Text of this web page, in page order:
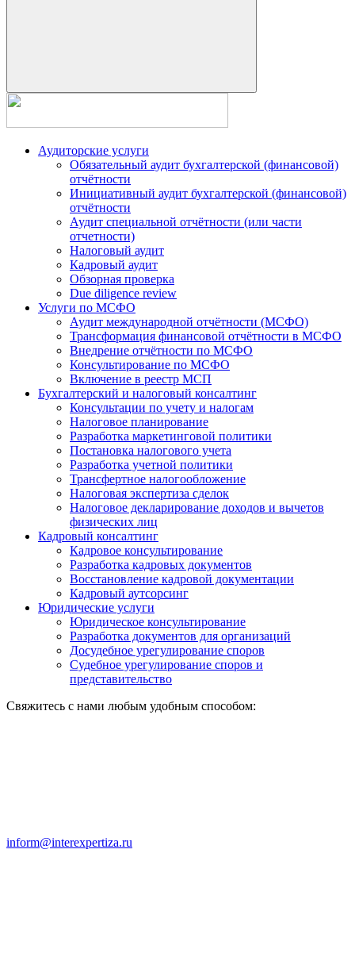
Аудиторские услуги
Обязательный аудит бухгалтерской (финансовой)
отчётности
Инициативный аудит бухгалтерской (финансовой)
отчётности
Аудит специальной отчётности (или части
отчетности)
Налоговый аудит
Кадровый аудит
Обзорная проверка
Due diligence review
Услуги по МСФО
Аудит международной отчётности (МСФО)
Трансформация финансовой отчётности в МСФО
Внедрение отчётности по МСФО
Консультирование по МСФО
Включение в реестр МСП
Бухгалтерский и налоговый консалтинг
Консультации по учету и налогам
Налоговое планирование
Разработка маркетинговой политики
Постановка налогового учета
Разработка учетной политики
Трансфертное налогообложение
Налоговая экспертиза сделок
Налоговое декларирование доходов и вычетов
физических лиц
Кадровый консалтинг
Кадровое консультирование
Разработка кадровых документов
Восстановление кадровой документации
Кадровый аутсорсинг
Юридические услуги
Юридическое консультирование
Разработка документов для организаций
Досудебное урегулирование споров
Судебное урегулирование споров и
представительство
Свяжитесь с нами любым удобным способом:
inform@interexpertiza.ru